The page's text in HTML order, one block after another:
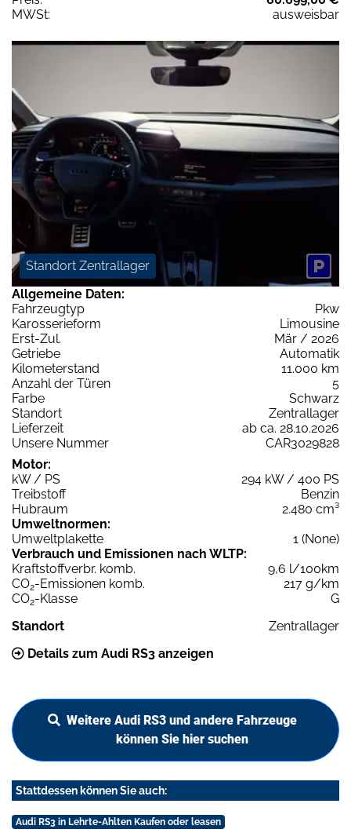
MWSt:
ausweisbar
Standort Zentrallager
Allgemeine Daten:
Fahrzeugtyp
Pkw
Karosserieform
Limousine
Erst-Zul.
Mär / 2026
Getriebe
Automatik
Kilometerstand
11.000 km
Anzahl der Türen
5
Farbe
Schwarz
Standort
Zentrallager
Lieferzeit
ab ca. 28.10.2026
Unsere Nummer
CAR3029828
Motor:
kW / PS
294 kW / 400 PS
Treibstoff
Benzin
Hubraum
2.480 cm³
Umweltnormen:
Umweltplakette
1 (None)
Verbrauch und Emissionen nach WLTP:
Kraftstoffverbr. komb.
9,6 l/100km
CO2-Emissionen komb.
217 g/km
CO2-Klasse
G
Standort
Zentrallager
Details zum Audi RS3 anzeigen
Weitere Audi RS3 und andere Fahrzeuge
können Sie hier suchen
Stattdessen können Sie auch:
Audi RS3 in Lehrte-Ahlten Kaufen oder leasen